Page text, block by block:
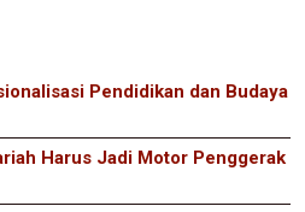
Pendidikan dan Budaya
Harus Jadi Motor Penggerak